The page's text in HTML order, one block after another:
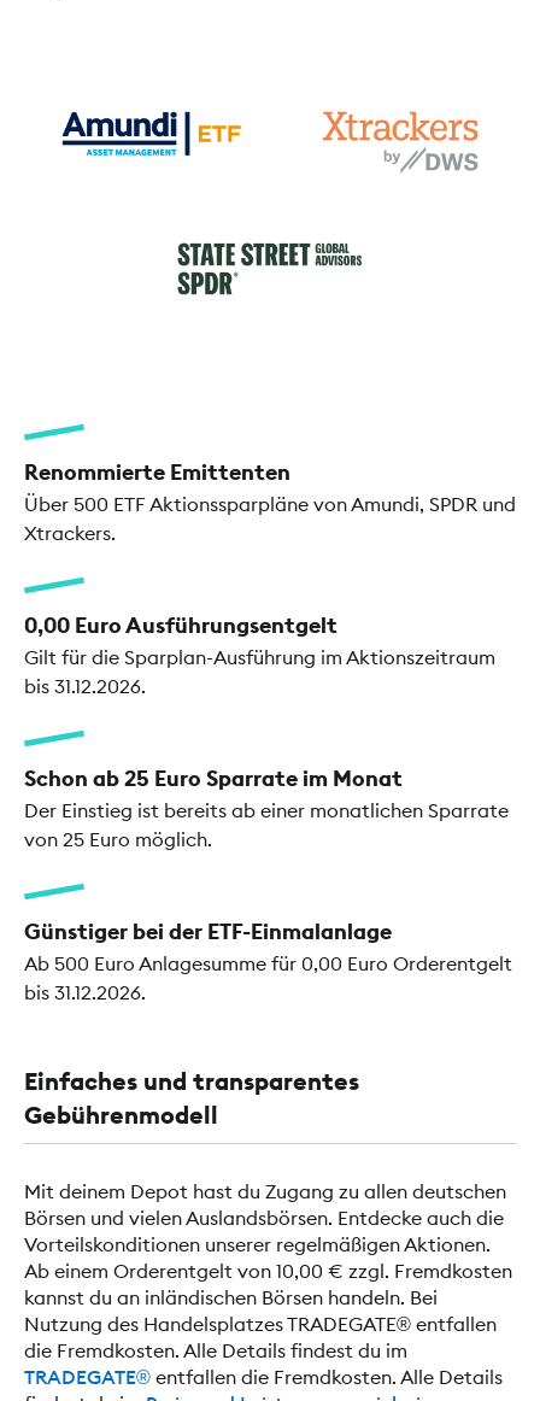
Renommierte Emittenten
Über 500 ETF Aktionssparpläne von Amundi, SPDR und
Xtrackers.
0,00 Euro Ausführungsentgelt
Gilt für die Sparplan-Ausführung im Aktionszeitraum
bis 31.12.2026.
Schon ab 25 Euro Sparrate im Monat
Der Einstieg ist bereits ab einer monatlichen Sparrate
von 25 Euro möglich.
Günstiger bei der ETF-Einmalanlage
Ab 500 Euro Anlagesumme für 0,00 Euro Orderentgelt
bis 31.12.2026.
Einfaches und transparentes
Gebührenmodell
Mit deinem Depot hast du Zugang zu allen deutschen
Börsen und vielen Auslandsbörsen. Entdecke auch die
Vorteilskonditionen unserer regelmäßigen Aktionen.
Ab einem Orderentgelt von 10,00 € zzgl. Fremdkosten
kannst du an inländischen Börsen handeln. Bei
Nutzung des Handelsplatzes TRADEGATE® entfallen
die Fremdkosten. Alle Details findest du im
TRADEGATE® entfallen die Fremdkosten. Alle Details